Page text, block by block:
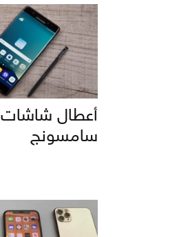
أعطال شاشات
سامسونج